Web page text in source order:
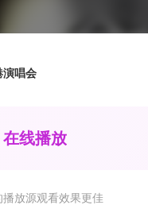
演唱会
线播放
播放源观看效果更佳